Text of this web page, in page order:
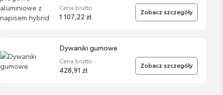
Cena brutto
1 107,22 zł Zobacz szczegóły
Dywaniki gumowe
Cena brutto
428,91 zł Zobacz szczegóły